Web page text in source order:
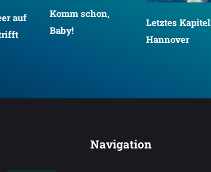
auf
Komm schon,
Baby!
Letztes Kapitel
Hannover
Navigation